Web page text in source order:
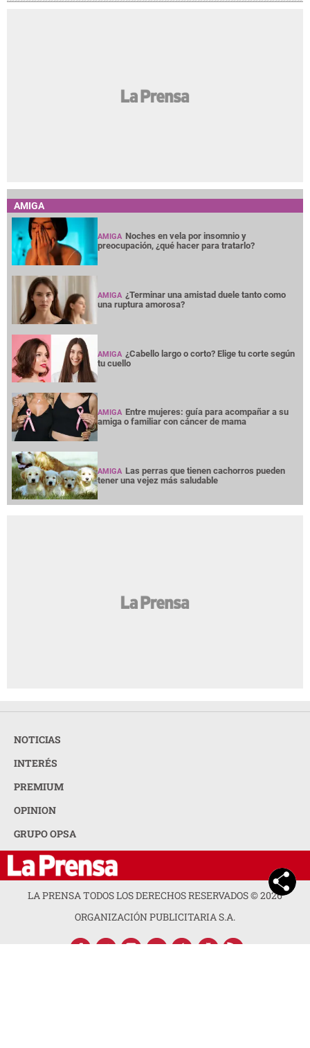
AMIGA
AMIGA Noches en vela por insomnio y
preocupación, ¿qué hacer para tratarlo?
AMIGA ¿Terminar una amistad duele tanto como
una ruptura amorosa?
AMIGA ¿Cabello largo o corto? Elige tu corte según
tu cuello
AMIGA Entre mujeres: guía para acompañar a su
amiga o familiar con cáncer de mama
AMIGA Las perras que tienen cachorros pueden
tener una vejez más saludable
NOTICIAS
INTERÉS
PREMIUM
OPINION
GRUPO OPSA
LA PRENSA TODOS LOS DERECHOS RESERVADOS ©2026
ORGANIZACIÓN PUBLICITARIA S.A.